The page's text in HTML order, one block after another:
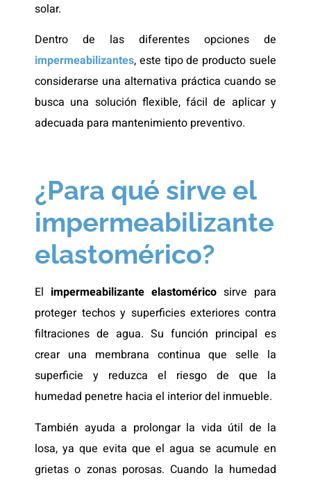
solar.
Dentro de las diferentes opciones de
impermeabilizantes, este tipo de producto suele
considerarse una alternativa práctica cuando se
busca una solución flexible, fácil de aplicar y
adecuada para mantenimiento preventivo.
¿Para qué sirve el
impermeabilizante
elastomérico?
El impermeabilizante elastomérico sirve para
proteger techos y superficies exteriores contra
filtraciones de agua. Su función principal es
crear una membrana continua que selle la
superficie y reduzca el riesgo de que la
humedad penetre hacia el interior del inmueble.
También ayuda a prolongar la vida útil de la
losa, ya que evita que el agua se acumule en
grietas o zonas porosas. Cuando la humedad